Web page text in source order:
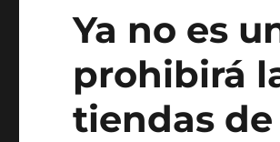
Ya no es
prohibirá
tiendas